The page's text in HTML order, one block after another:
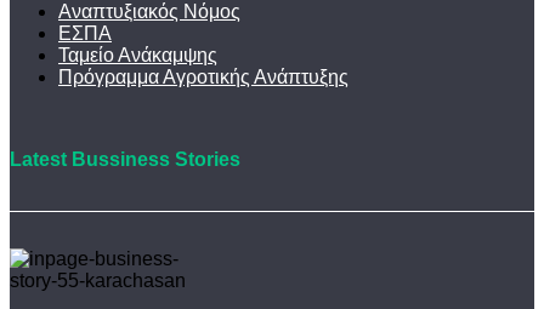
Αναπτυξιακός Νόμος
ΕΣΠΑ
Ταμείο Ανάκαμψης
Πρόγραμμα Αγροτικής Ανάπτυξης
Latest Bussiness Stories